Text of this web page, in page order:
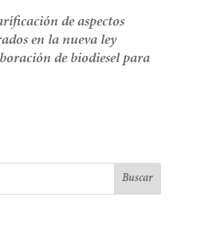
de aspectos
en la nueva ley
de biodiesel para